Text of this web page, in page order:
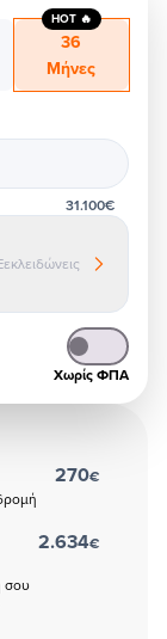
36
Μήνες
HOT 🔥
31.100€
Χωρίς ΦΠΑ
270€
σου
2.634€